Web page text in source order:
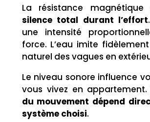
La résistance magnétique
silence total durant l’effort
une intensité
force. L’eau imite
naturel des vagues en
Le niveau sonore influence
vous vivez en appartement.
du mouvement dépend
système choisi.